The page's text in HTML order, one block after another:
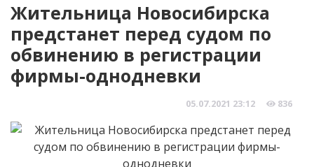
Жительница Новосибирска
предстанет перед судом по
обвинению в регистрации
фирмы-однодневки
05.07.2021 23:12 836